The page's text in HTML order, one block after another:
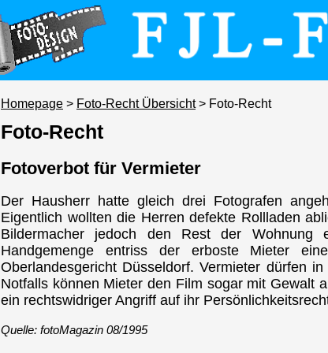
Homepage > Foto-Recht Übersicht> Foto-Recht
Foto-Recht
Fotoverbot für Vermieter
Der Hausherr hatte gleich drei Fotografen
Eigentlich wollten die Herren defekte Rollladen
Bildermacher jedoch den Rest der Wohnung
Handgemenge entriss der erboste Mieter
Oberlandesgericht Düsseldorf. Vermieter dürfen
Notfalls können Mieter den Film sogar mit Gewalt
ein rechtswidriger Angriff auf ihr
Quelle: fotoMagazin 08/1995